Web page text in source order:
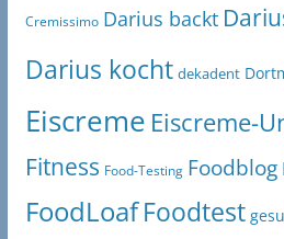
Cremissimo Darius backt
Darius kocht dekadent
Eiscreme Eiscreme-
Fitness Food-Testing Foodblog
FoodLoaf Foodtest